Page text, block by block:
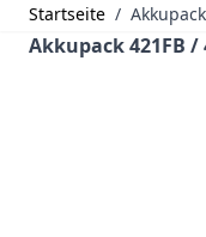
Startseite /
Akkupack 421FB /